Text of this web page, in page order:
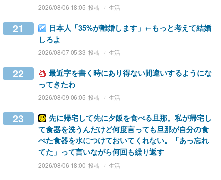
2026/08/06 18:05 生活
21
日本人「35%が離婚します」←もっと考えて結婚
しろよ
2026/08/07 05:33 生活
22
最近字を書く時にあり得ない間違いするようにな
ってきたわ
2026/08/09 06:05 生活
23
先に帰宅して先に夕飯を食べる旦那。私が帰宅し
て食器を洗うんだけど何度言っても旦那が自分の食
べた食器を水につけておいてくれない。「あっ忘れ
てた」って言いながら何回も繰り返す
2026/08/06 18:00 生活